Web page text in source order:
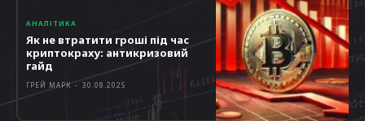
АНАЛІТИКА
Як не втратити гроші під час
криптокраху: антикризовий
гайд
ГРЕЙ МАРК - 30.08.2025